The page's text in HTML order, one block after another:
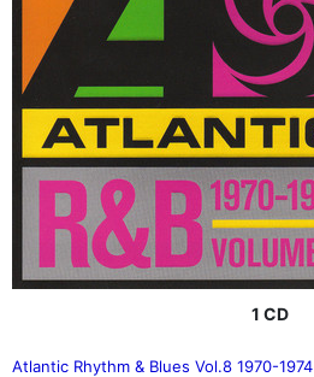
1 CD
Atlantic Rhythm & Blues Vol.8 1970-1974